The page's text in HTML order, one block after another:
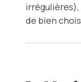
de bien